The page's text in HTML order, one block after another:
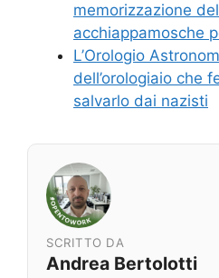
memorizzazione
acchiappamosche
L’Orologio
dell’orologiaio che
salvarlo dai nazisti
SCRITTO DA
Andrea Bertolotti